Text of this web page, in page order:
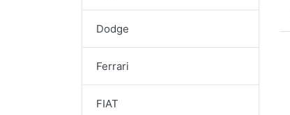
Dodge
Ferrari
FIAT